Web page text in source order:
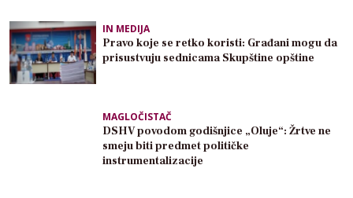
IN MEDIJA
Pravo koje se retko koristi: Građani mogu da
prisustvuju sednicama Skupštine opštine
MAGLOČISTAČ
DSHV povodom godišnjice „Oluje“: Žrtve ne
smeju biti predmet političke
instrumentalizacije